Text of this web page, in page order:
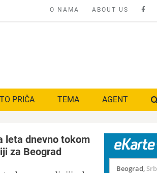
O NAMA ABOUT US
PRIČA TEMA AGENT
leta dnevno tokom
za Beograd
Beograd,